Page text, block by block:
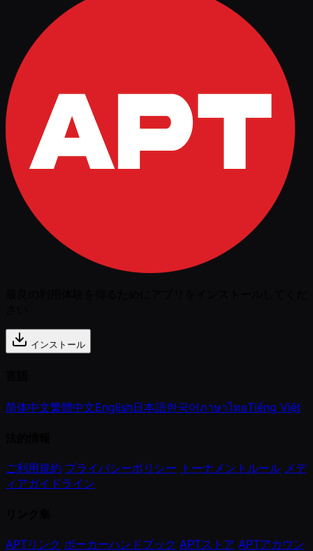
インストール
简体中文繁體中文English日本語한국어ภาษาไทยTiếng Việt
ご利用規約 プライバシーポリシー トーナメントルール メデ
ィアガイドライン
APTリンク ポーカーハンドブック APTストア APTアカウン